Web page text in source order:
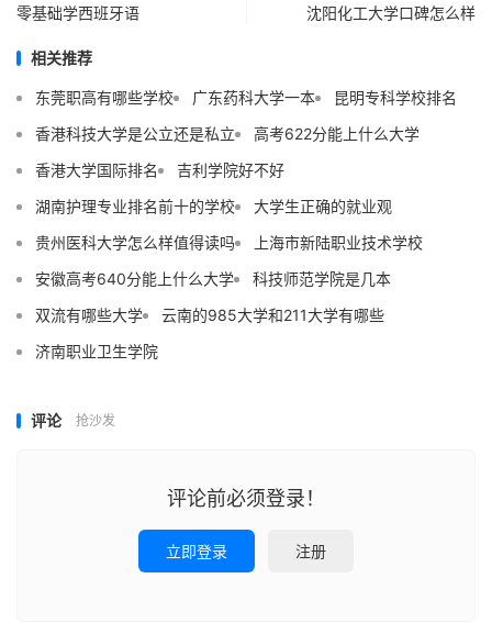
零基础学西班牙语 沈阳化工大学口碑怎么样
相关推荐
东莞职高有哪些学校 广东药科大学一本
昆明专科学校排名
香港科技大学是公立还是私立
高考622分能上什么大学
香港大学国际排名
吉利学院好不好
湖南护理专业排名前十的学校
大学生正确的就业观
贵州医科大学怎么样值得读吗
上海市新陆职业技术学校
安徽高考640分能上什么大学
科技师范学院是几本
双流有哪些大学
云南的985大学和211大学有哪些
济南职业卫生学院
评论 抢沙发
评论前必须登录！
立即登录 注册